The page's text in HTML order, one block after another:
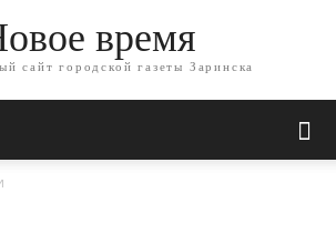
время
сайт городской газеты Заринска